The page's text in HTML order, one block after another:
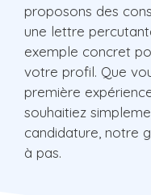
proposons des
une lettre
exemple concret
votre profil. Que
première
souhaitiez
candidature, notre
à pas.